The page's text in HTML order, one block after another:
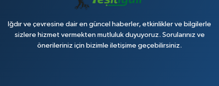
Iğdır ve çevresine dair en güncel haberler, etkinlikler ve bilgilerle
sizlere hizmet vermekten mutluluk duyuyoruz. Sorularınız ve
önerileriniz için bizimle iletişime geçebilirsiniz.